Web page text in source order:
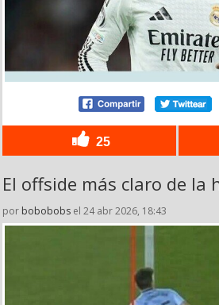
25
El offside más claro de la
por bobobobs el 24 abr 2026, 18:43